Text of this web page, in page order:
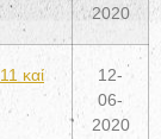
2020
καί
12-
06-
2020